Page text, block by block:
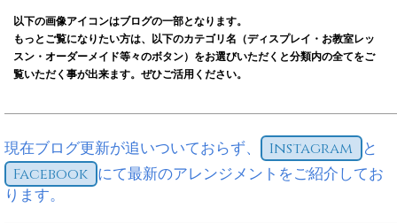
以下の画像アイコンはブログの一部となります。
もっとご覧になりたい方は、以下のカテゴリ名（ディスプレイ・お教室レッ
スン・オーダーメイド等々のボタン）をお選びいただくと分類内の全てをご
覧いただく事が出来ます。ぜひご活用ください。
現在ブログ更新が追いついておらず、 Instagram
と
Facebook にて最新のアレンジメントをご紹介してお
ります。